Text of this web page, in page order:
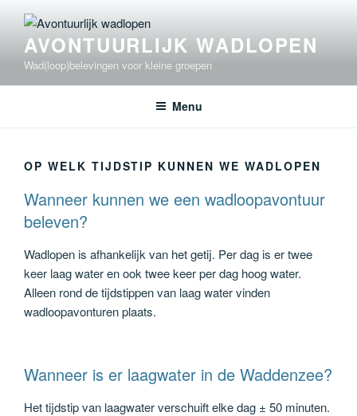
inhoud
AVONTUURLIJK WADLOPEN
Wad(loop)belevingen voor kleine groepen
Menu
OP WELK TIJDSTIP KUNNEN WE WADLOPEN
Wanneer kunnen we een wadloopavontuur
beleven?
Wadlopen is afhankelijk van het getij. Per dag is er twee
keer laag water en ook twee keer per dag hoog water.
Alleen rond de tijdstippen van laag water vinden
wadloopavonturen plaats.
Wanneer is er laagwater in de Waddenzee?
Het tijdstip van laagwater verschuift elke dag ± 50 minuten.